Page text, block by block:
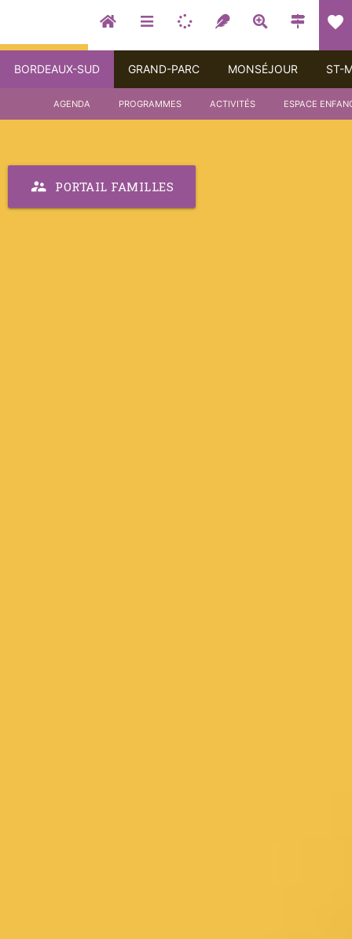
favorite
BORDEAUX-SUD GRAND-PARC MONSÉJOUR ST-
AGENDA PROGRAMMES ACTIVITÉS ESPACE
supervisor_account PORTAIL FAMILLES